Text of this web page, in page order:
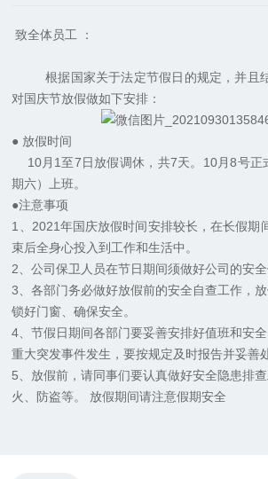
致全体员工 ：
根据国家关于法定节假日的规定，并且
对国庆节放假做如下安排：
● 放假时间
10月1至7日放假调休，共7天。10月8号正
期六）上班。
●注意事项
1、2021年国庆放假时间安排较长，在长假期
束后全身心投入到工作和生活中。
2、公司保卫人员在节日期间须做好公司的安全
3、各部门务必做好放假前的安全自查工作，放
锁好门窗、确保安全。
4、节假日期间各部门要妥善安排好值班和安
重大突发事件发生，要按规定及时报告并妥善
5、放假前，请同事们要认真做好安全隐患排
火、防盗等。 放假期间请注意假期安全